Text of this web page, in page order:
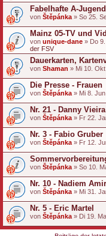
Fabelhafte A-Jugend
von Štěpánka » So 25.
Mainz 05-TV und
von unique-dane » Do
der FSV
Dauerkarten,
von Shaman » Mi 10.
Die Presse - Frauen
von Štěpánka » Mi 8.
Nr. 21 - Danny
von Štěpánka » Fr 22.
Nr. 3 - Fabio Gruber
von Štěpánka » Fr 12.
von Štěpánka » So 10.
Nr. 10 - Nadiem
von Štěpánka » Mi 31.
Nr. 5 - Eric Martel
von Štěpánka » Di 19.